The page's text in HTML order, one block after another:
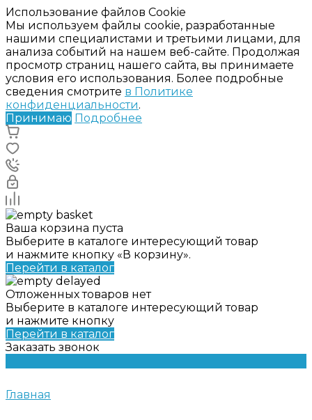
Использование файлов Cookie
Мы используем файлы cookie, разработанные
нашими специалистами и третьими лицами, для
анализа событий на нашем веб-сайте. Продолжая
просмотр страниц нашего сайта, вы принимаете
условия его использования. Более подробные
сведения смотрите в Политике
конфиденциальности.
Принимаю Подробнее
Ваша корзина пуста
Выберите в каталоге интересующий товар
и нажмите кнопку «В корзину».
Перейти в каталог
Отложенных товаров нет
Выберите в каталоге интересующий товар
и нажмите кнопку
Перейти в каталог
Заказать звонок
Главная